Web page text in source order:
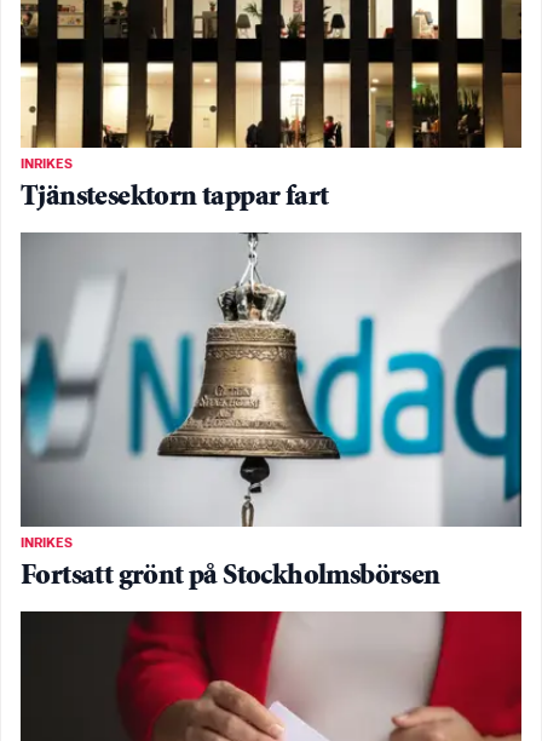
INRIKES
Tjänstesektorn tappar fart
INRIKES
Fortsatt grönt på Stockholmsbörsen